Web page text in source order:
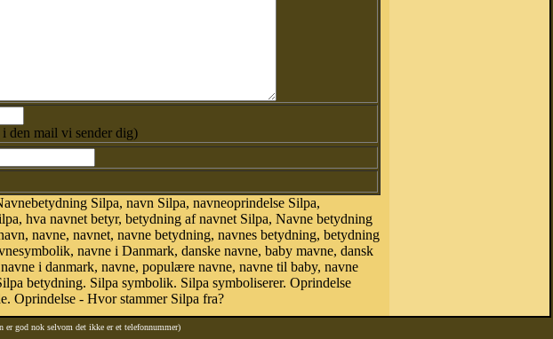
den mail vi sender dig)
Silpa, navn Silpa, navneoprindelse Silpa,
hva navnet betyr, betydning af navnet Silpa, Navne betydning
navne, navnet, navne betydning, navnes betydning, betydning
navne i Danmark, danske navne, baby mavne, dansk
i danmark, navne, populære navne, navne til baby, navne
betydning. Silpa symbolik. Silpa symboliserer. Oprindelse
Oprindelse - Hvor stammer Silpa fra?
er god nok selvom det ikke er et telefonnummer)